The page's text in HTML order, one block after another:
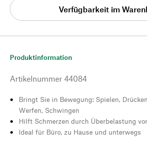
Verfügbarkeit im
Produktinformation
Artikelnummer 44084
Bringt Sie in Bewegung: Spielen,
Werfen, Schwingen
Hilft Schmerzen durch Überbelastung
Ideal für Büro, zu Hause und unterwegs